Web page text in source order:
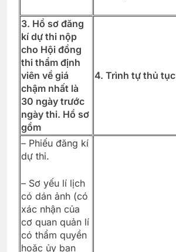
3. Hồ sơ đăng
kí dự thi nộp
cho Hội đồng
thi thẩm định
viên về giá
chậm nhất là
30 ngày trước
ngày thi. Hồ sơ
gồm
4. Trình tự thủ tục
– Phiếu đăng kí
dự thi.
– Sơ yếu lí lịch
có dán ảnh (có
xác nhận của
cơ quan quản lí
có thẩm quyền
hoặc ủy ban